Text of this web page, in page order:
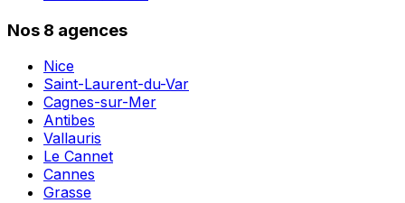
Nos 8 agences
Nice
Saint-Laurent-du-Var
Cagnes-sur-Mer
Antibes
Vallauris
Le Cannet
Cannes
Grasse